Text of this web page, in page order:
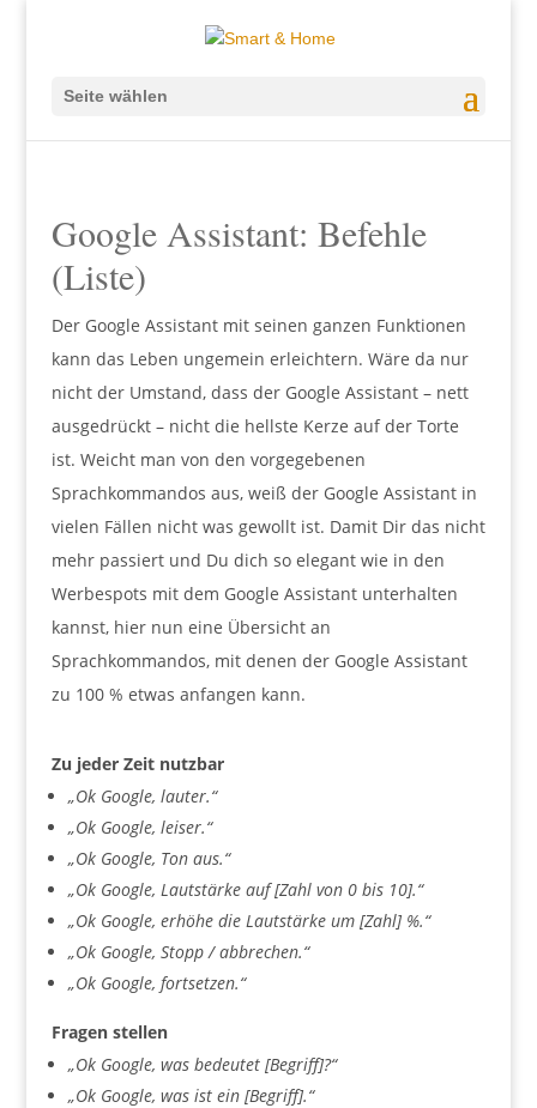
Seite wählen
Google Assistant: Befehle
(Liste)
Der Google Assistant mit seinen ganzen Funktionen
kann das Leben ungemein erleichtern. Wäre da nur
nicht der Umstand, dass der Google Assistant – nett
ausgedrückt – nicht die hellste Kerze auf der Torte
ist. Weicht man von den vorgegebenen
Sprachkommandos aus, weiß der Google Assistant in
vielen Fällen nicht was gewollt ist. Damit Dir das nicht
mehr passiert und Du dich so elegant wie in den
Werbespots mit dem Google Assistant unterhalten
kannst, hier nun eine Übersicht an
Sprachkommandos, mit denen der Google Assistant
zu 100 % etwas anfangen kann.
Zu jeder Zeit nutzbar
„Ok Google, lauter.“
„Ok Google, leiser.“
„Ok Google, Ton aus.“
„Ok Google, Lautstärke auf [Zahl von 0 bis 10].“
„Ok Google, erhöhe die Lautstärke um [Zahl] %.“
„Ok Google, Stopp / abbrechen.“
„Ok Google, fortsetzen.“
Fragen stellen
„Ok Google, was bedeutet [Begriff]?“
„Ok Google, was ist ein [Begriff].“